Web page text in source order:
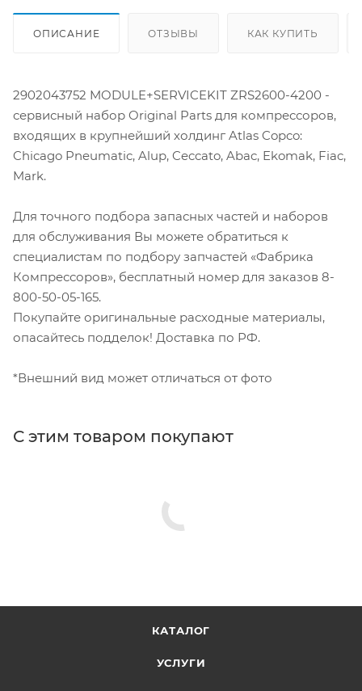
ОПИСАНИЕ ОТЗЫВЫ КАК КУПИТЬ
2902043752 MODULE+SERVICEKIT ZRS2600-4200 -
сервисный набор Original Parts для компрессоров,
входящих в крупнейший холдинг Atlas Copco:
Chicago Pneumatic, Alup, Ceccato, Abac, Ekomak, Fiac,
Mark.
Для точного подбора запасных частей и наборов
для обслуживания Вы можете обратиться к
специалистам по подбору запчастей «Фабрика
Компрессоров», бесплатный номер для заказов 8-
800-50-05-165.
Покупайте оригинальные расходные материалы,
опасайтесь подделок! Доставка по РФ.
*Внешний вид может отличаться от фото
С этим товаром покупают
КАТАЛОГ
УСЛУГИ